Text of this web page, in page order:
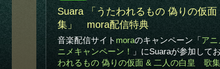
Suara 「うたわれるもの 偽りの仮
集」 mora配信特典
音楽配信サイト moraのキャンペーン「 ア
ニメキャンペーン！
」にSuaraが参加して
われるもの 偽りの仮面 & 二人の白皇 歌集